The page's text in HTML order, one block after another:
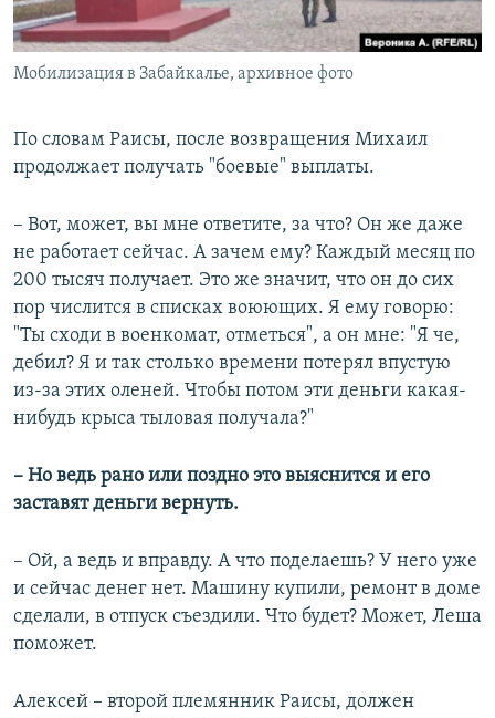
Мобилизация в Забайкалье, архивное фото
По словам Раисы, после возвращения Михаил
продолжает получать "боевые" выплаты.
– Вот, может, вы мне ответите, за что? Он же даже
не работает сейчас. А зачем ему? Каждый месяц по
200 тысяч получает. Это же значит, что он до сих
пор числится в списках воюющих. Я ему говорю:
"Ты сходи в военкомат, отметься", а он мне: "Я че,
дебил? Я и так столько времени потерял впустую
из-за этих оленей. Чтобы потом эти деньги какая-
нибудь крыса тыловая получала?"
– Но ведь рано или поздно это выяснится и его
заставят деньги вернуть.
– Ой, а ведь и вправду. А что поделаешь? У него уже
и сейчас денег нет. Машину купили, ремонт в доме
сделали, в отпуск съездили. Что будет? Может, Леша
поможет.
Алексей – второй племянник Раисы, должен